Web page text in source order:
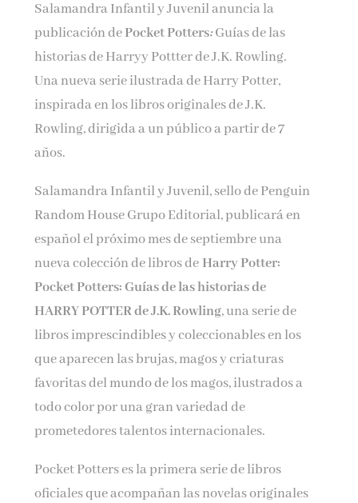
Salamandra Infantil y Juvenil anuncia la
publicación dePocket Potters:Guías de las
historias de Harryy Pottter de J.K. Rowling.
Una nueva serie ilustrada de Harry Potter,
inspirada en los libros originales de J.K.
Rowling, dirigida a un público a partir de 7
años.
Salamandra Infantil y Juvenil, sello de Penguin
Random House Grupo Editorial, publicará en
español el próximo mes de septiembre una
nueva colección de libros deHarry Potter:
Pocket Potters: Guías de las historias de
HARRY POTTER de J.K. Rowling, una serie de
libros imprescindibles y coleccionables en los
que aparecen las brujas, magos y criaturas
favoritas del mundo de los magos, ilustrados a
todo color por una gran variedad de
prometedores talentos internacionales.
Pocket Potters es la primera serie de libros
oficiales que acompañan las novelas originales
Nombre*
Por favor, acepta lostérminos y condiciones